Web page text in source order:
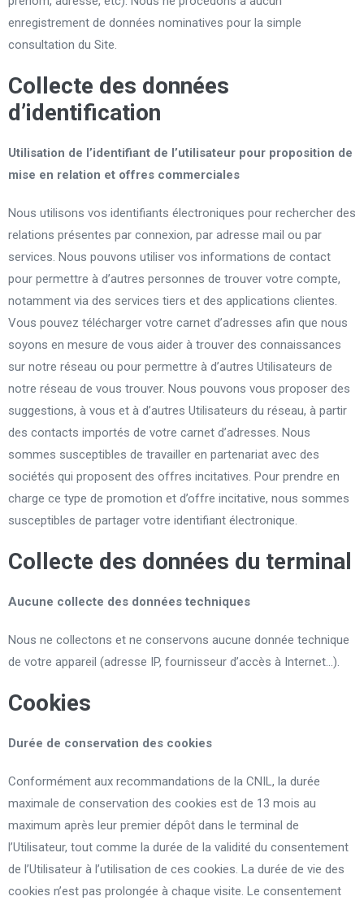
enregistrement de données nominatives pour la simple
consultation du Site.
Collecte des données
d’identification
Utilisation de l’identifiant de l’utilisateur pour proposition de
mise en relation et offres commerciales
Nous utilisons vos identifiants électroniques pour rechercher des
relations présentes par connexion, par adresse mail ou par
services. Nous pouvons utiliser vos informations de contact
pour permettre à d’autres personnes de trouver votre compte,
notamment via des services tiers et des applications clientes.
Vous pouvez télécharger votre carnet d’adresses afin que nous
soyons en mesure de vous aider à trouver des connaissances
sur notre réseau ou pour permettre à d’autres Utilisateurs de
notre réseau de vous trouver. Nous pouvons vous proposer des
suggestions, à vous et à d’autres Utilisateurs du réseau, à partir
des contacts importés de votre carnet d’adresses. Nous
sommes susceptibles de travailler en partenariat avec des
sociétés qui proposent des offres incitatives. Pour prendre en
charge ce type de promotion et d’offre incitative, nous sommes
susceptibles de partager votre identifiant électronique.
Collecte des données du terminal
Aucune collecte des données techniques
Nous ne collectons et ne conservons aucune donnée technique
de votre appareil (adresse IP, fournisseur d’accès à Internet…).
Cookies
Durée de conservation des cookies
Conformément aux recommandations de la CNIL, la durée
maximale de conservation des cookies est de 13 mois au
maximum après leur premier dépôt dans le terminal de
l’Utilisateur, tout comme la durée de la validité du consentement
de l’Utilisateur à l’utilisation de ces cookies. La durée de vie des
cookies n’est pas prolongée à chaque visite. Le consentement